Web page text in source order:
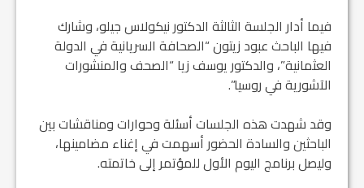
فيما أدار الجلسة الثالثة الدكتور نيكولاس جيلو، وشارك
فيها الباحث عبود زيتون “الصحافة السريانية في الدولة
العثمانية”، والدكتور يوسف زيا “الصحف والمنشورات
الآشورية في روسيا”.
وقد شهدت هذه الجلسات أسئلة وحوارات ومناقشات بين
الباحثين والسادة الحضور أسهمت في إغناء مضامينها،
وليصل برنامج اليوم الأول للمؤتمر إلى خاتمته.